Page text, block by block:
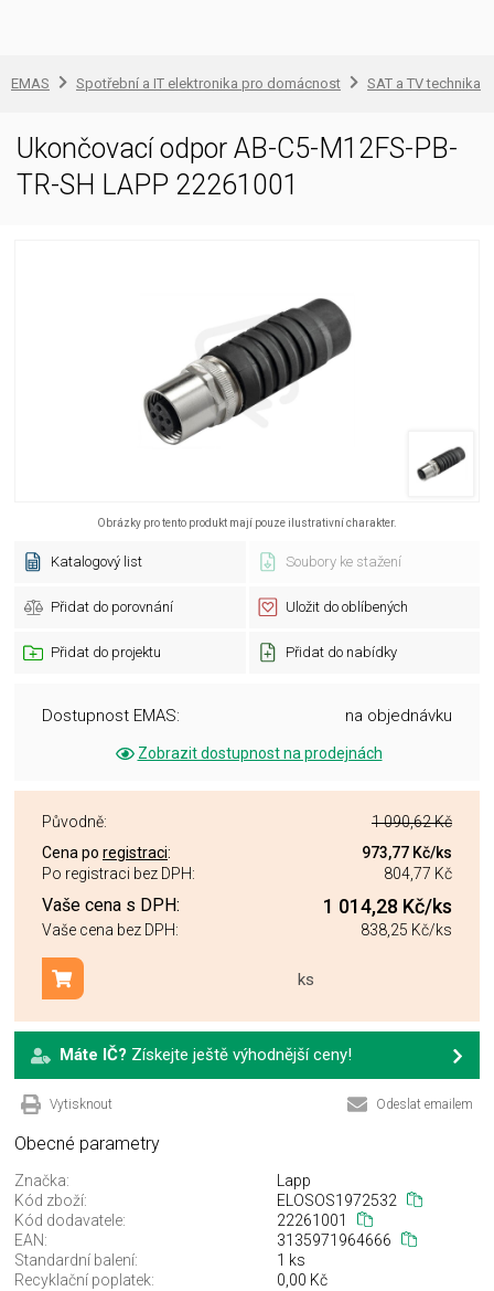
EMAS Spotřební a IT elektronika pro domácnost SAT a TV technika
Ukončovací odpor AB-C5-M12FS-PB-
TR-SH LAPP 22261001
Obrázky pro tento produkt mají pouze ilustrativní charakter.
Katalogový list Soubory ke stažení
Přidat do porovnání Uložit do oblíbených
Přidat do projektu Přidat do nabídky
Dostupnost EMAS: na objednávku
Zobrazit dostupnost na prodejnách
Původně:
1 090,62 Kč
Cena po registraci: 973,77 Kč/ks
Po registraci bez DPH:
804,77 Kč
Vaše cena s DPH: 1 014,28 Kč/ks
Vaše cena bez DPH: 838,25 Kč/ks
ks
Přidat do košíku
Máte IČ? Získejte ještě výhodnější ceny!
Vytisknout Odeslat emailem
Obecné parametry
Značka:
Lapp
Kód zboží:
ELOSOS1972532
Kód dodavatele:
22261001
EAN:
3135971964666
Standardní balení:
1 ks
Recyklační poplatek:
0,00 Kč